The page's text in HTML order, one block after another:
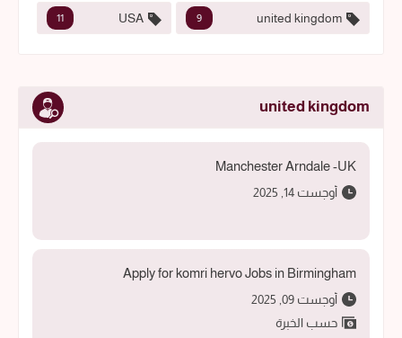
united kingdom
9
USA
11
united kingdom
Manchester Arndale -UK
أوجست 14, 2025
Apply for komri hervo Jobs in Birmingham
أوجست 09, 2025
حسب الخبرة